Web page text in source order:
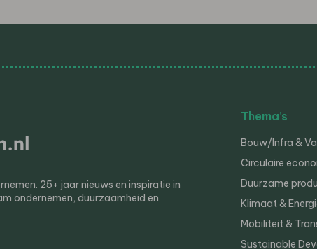
25+ jaar nieuws en inspiratie in
ondernemen, duurzaamheid en
Thema’s
Bouw/Infra &
Circulaire
Duurzame
Klimaat &
Mobiliteit &
Sustainable